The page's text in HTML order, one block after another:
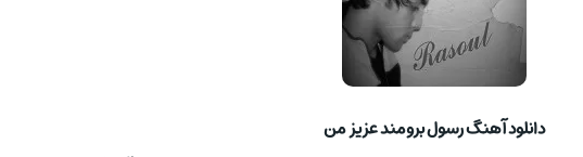
دانلود آهنگ رسول برومند عزیز من